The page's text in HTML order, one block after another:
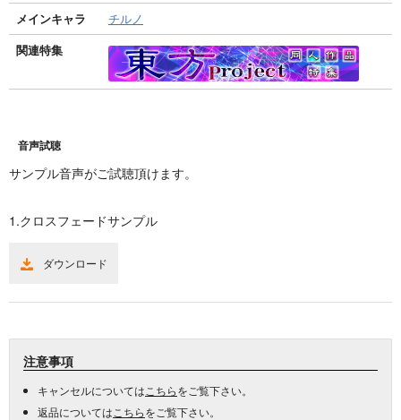
メインキャラ
チルノ
関連特集
音声試聴
サンプル音声がご試聴頂けます。
1.クロスフェードサンプル
ダウンロード
注意事項
キャンセルについては こちらをご覧下さい。
返品については こちらをご覧下さい。